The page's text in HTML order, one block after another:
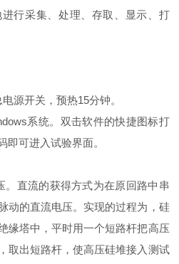
行采集、处理、存取、显示、打
开关，预热15分钟。
系统。双击软件的快捷图标打
即可进入试验界面。
直流的获得方式为在原回路中串
动的直流电压。实现的过程为，硅
缘塔中，平时用一个短路杆把高压
取出短路杆，使高压硅堆接入测试